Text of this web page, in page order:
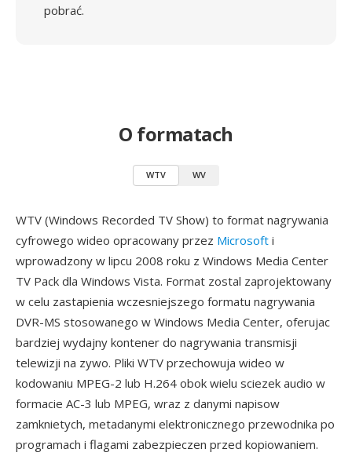
pobrać.
O formatach
WTV WV
WTV (Windows Recorded TV Show) to format nagrywania
cyfrowego wideo opracowany przez Microsoft i
wprowadzony w lipcu 2008 roku z Windows Media Center
TV Pack dla Windows Vista. Format zostal zaprojektowany
w celu zastapienia wczesniejszego formatu nagrywania
DVR-MS stosowanego w Windows Media Center, oferujac
bardziej wydajny kontener do nagrywania transmisji
telewizji na zywo. Pliki WTV przechowuja wideo w
kodowaniu MPEG-2 lub H.264 obok wielu sciezek audio w
formacie AC-3 lub MPEG, wraz z danymi napisow
zamknietych, metadanymi elektronicznego przewodnika po
programach i flagami zabezpieczen przed kopiowaniem.